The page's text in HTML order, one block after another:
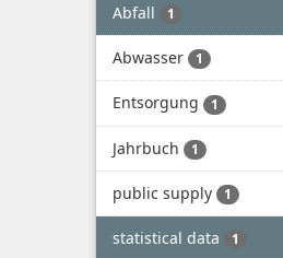
Abfall 1
Abwasser 1
Entsorgung 1
Jahrbuch 1
public supply 1
statistical data 1